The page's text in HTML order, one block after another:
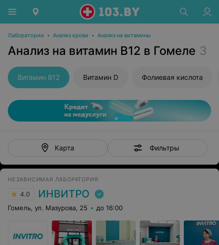
Лаборатории • Анализ крови • Анализ на витамины
Анализ на витамин В12 в Гомеле 3
Витамин В12 Витамин D Фолиевая кислота
Карта Фильтры
НЕЗАВИСИМАЯ ЛАБОРАТОРИЯ
4.0 ИНВИТРО
Гомель, ул. Мазурова, 25 до 16:00